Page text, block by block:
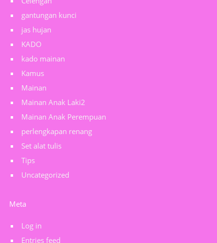
gantungan kunci
jas hujan
KADO
kado mainan
Kamus
Mainan
Mainan Anak Laki2
Mainan Anak Perempuan
perlengkapan renang
Set alat tulis
Tips
Uncategorized
Meta
Log in
Entries feed